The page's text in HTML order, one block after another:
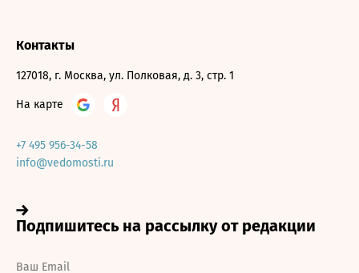
Контакты
127018, г. Москва, ул. Полковая, д. 3, стр. 1
На карте
+7 495 956-34-58
info@vedomosti.ru